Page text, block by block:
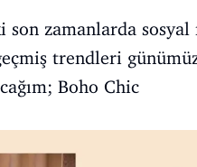
son zamanlarda
trendleri
Boho Chic